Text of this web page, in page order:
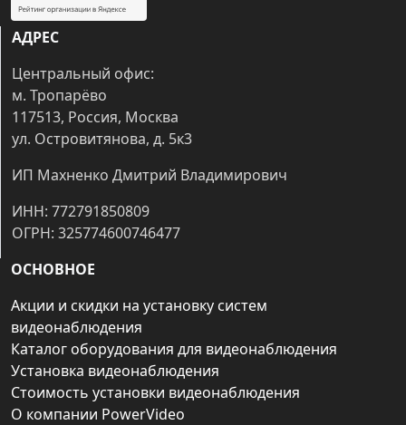
АДРЕС
Центральный офис:
м. Тропарёво
117513, Россия, Москва
ул. Островитянова, д. 5к3
ИП Махненко Дмитрий Владимирович
ИНН: 772791850809
ОГРН: 325774600746477
ОСНОВНОЕ
Акции и скидки на установку систем
видеонаблюдения
Каталог оборудования для видеонаблюдения
Установка видеонаблюдения
Стоимость установки видеонаблюдения
О компании PowerVideo